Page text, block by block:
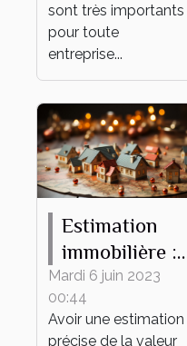
des clients ?
sont très importants
pour toute
entreprise...
Estimation
immobilière :
ce qu’il faut
savoir
Mardi 6 juin 2023
00:44
Avoir une estimation
précise de la valeur